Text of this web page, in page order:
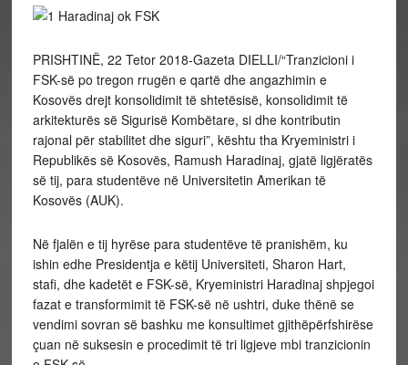
PRISHTINË, 22 Tetor 2018-Gazeta DIELLI/“Tranzicioni i
FSK-së po tregon rrugën e qartë dhe angazhimin e
Kosovës drejt konsolidimit të shtetësisë, konsolidimit të
arkitekturës së Sigurisë Kombëtare, si dhe kontributin
rajonal për stabilitet dhe siguri”, kështu tha Kryeministri i
Republikës së Kosovës, Ramush Haradinaj, gjatë ligjëratës
së tij, para studentëve në Universitetin Amerikan të
Kosovës (AUK).
Në fjalën e tij hyrëse para studentëve të pranishëm, ku
ishin edhe Presidentja e këtij Universiteti, Sharon Hart,
stafi, dhe kadetët e FSK-së, Kryeministri Haradinaj shpjegoi
fazat e transformimit të FSK-së në ushtri, duke thënë se
vendimi sovran së bashku me konsultimet gjithëpërfshirëse
çuan në suksesin e procedimit të tri ligjeve mbi tranzicionin